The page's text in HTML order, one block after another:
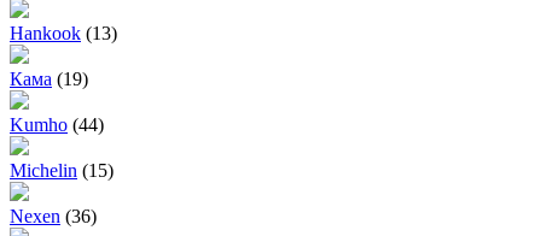
Hankook (13)
Кама (19)
Kumho (44)
Michelin (15)
Nexen (36)